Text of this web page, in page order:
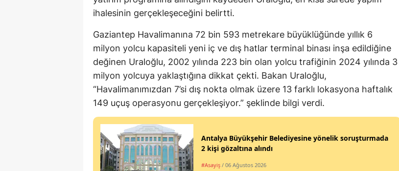
Osmaniye
Düzce
ihalesinin gerçekleşeceğini belirtti.
Gaziantep Havalimanına 72 bin 593 metrekare büyüklüğünde yıllık 6
milyon yolcu kapasiteli yeni iç ve dış hatlar terminal binası inşa edildiğine
değinen Uraloğlu, 2002 yılında 223 bin olan yolcu trafiğinin 2024 yılında 3
milyon yolcuya yaklaştığına dikkat çekti. Bakan Uraloğlu,
“Havalimanımızdan 7’si dış nokta olmak üzere 13 farklı lokasyona haftalık
149 uçuş operasyonu gerçekleşiyor.” şeklinde bilgi verdi.
Antalya Büyükşehir Belediyesine yönelik soruşturmada
2 kişi gözaltına alındı
#Asayiş / 06 Ağustos 2026